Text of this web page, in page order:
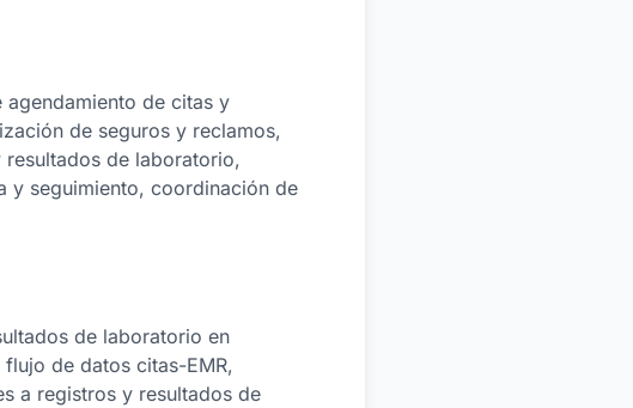
de citas y
de seguros y reclamos,
de laboratorio,
y seguimiento, coordinación de
de laboratorio en
de datos citas-EMR,
a registros y resultados de